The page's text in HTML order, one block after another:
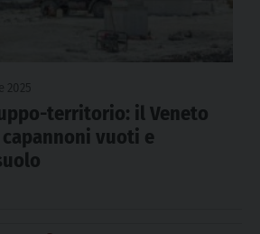
territorio: il Veneto
vuoti e